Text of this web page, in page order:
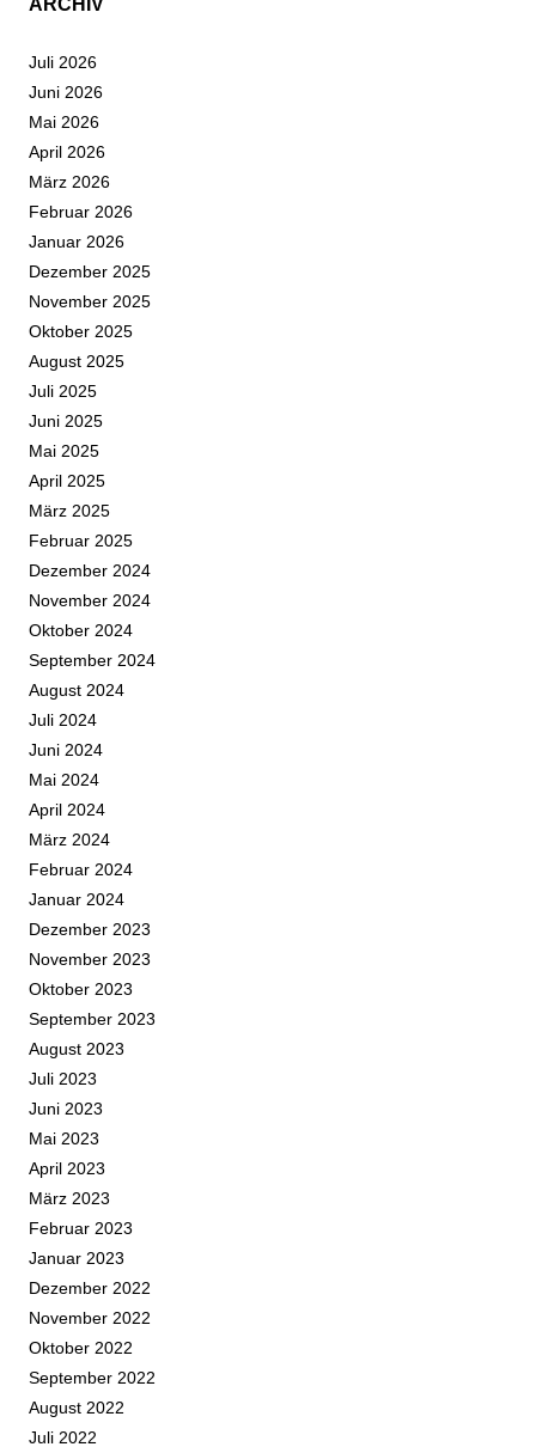
Juli 2026
Juni 2026
Mai 2026
April 2026
März 2026
Februar 2026
Januar 2026
Dezember 2025
November 2025
Oktober 2025
August 2025
Juli 2025
Juni 2025
Mai 2025
April 2025
März 2025
Februar 2025
Dezember 2024
November 2024
Oktober 2024
September 2024
August 2024
Juli 2024
Juni 2024
Mai 2024
April 2024
März 2024
Februar 2024
Januar 2024
Dezember 2023
November 2023
Oktober 2023
September 2023
August 2023
Juli 2023
Juni 2023
Mai 2023
April 2023
März 2023
Februar 2023
Januar 2023
Dezember 2022
November 2022
Oktober 2022
September 2022
August 2022
Juli 2022